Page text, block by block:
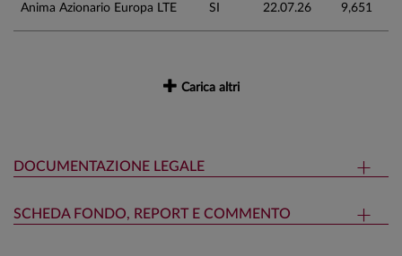
Anima Azionario Europa LTE SI 22.07.26 9,651
Carica altri
DOCUMENTAZIONE LEGALE
SCHEDA FONDO, REPORT E COMMENTO